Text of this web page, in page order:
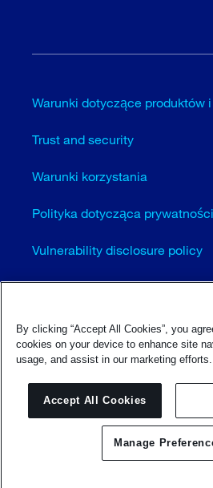
Warunki dotyczące produktów i
Trust and security
Warunki korzystania
Polityka dotycząca prywatności
Vulnerability disclosure policy
Cookie settings (EN)
Sitemap
© Sulzer Ltd 1996 - 2025
By clicking “Accept All Cookies”, you
cookies on your device to enhance site
usage, and assist in our marketing efforts.
Accept All Cookies
Manage